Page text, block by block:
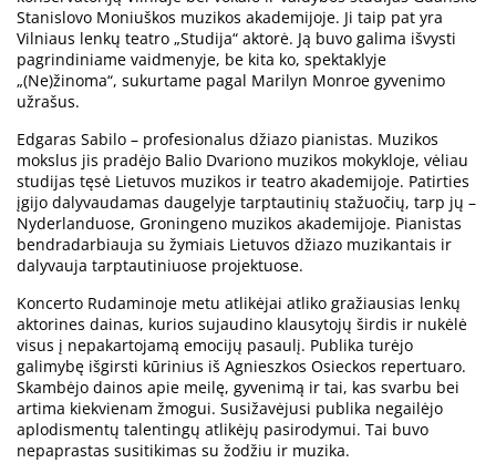
Stanislovo Moniuškos muzikos akademijoje. Ji taip pat yra
Vilniaus lenkų teatro „Studija“ aktorė. Ją buvo galima išvysti
pagrindiniame vaidmenyje, be kita ko, spektaklyje
„(Ne)žinoma“, sukurtame pagal Marilyn Monroe gyvenimo
užrašus.
Edgaras Sabilo – profesionalus džiazo pianistas. Muzikos
mokslus jis pradėjo Balio Dvariono muzikos mokykloje, vėliau
studijas tęsė Lietuvos muzikos ir teatro akademijoje. Patirties
įgijo dalyvaudamas daugelyje tarptautinių stažuočių, tarp jų –
Nyderlanduose, Groningeno muzikos akademijoje. Pianistas
bendradarbiauja su žymiais Lietuvos džiazo muzikantais ir
dalyvauja tarptautiniuose projektuose.
Koncerto Rudaminoje metu atlikėjai atliko gražiausias lenkų
aktorines dainas, kurios sujaudino klausytojų širdis ir nukėlė
visus į nepakartojamą emocijų pasaulį. Publika turėjo
galimybę išgirsti kūrinius iš Agnieszkos Osieckos repertuaro.
Skambėjo dainos apie meilę, gyvenimą ir tai, kas svarbu bei
artima kiekvienam žmogui. Susižavėjusi publika negailėjo
aplodismentų talentingų atlikėjų pasirodymui. Tai buvo
nepaprastas susitikimas su žodžiu ir muzika.